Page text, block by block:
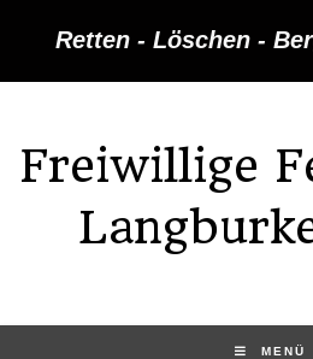
Retten - Löschen -
Freiwillige
MENÜ